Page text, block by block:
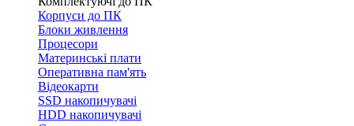
Корпуси до ПК
Блоки живлення
Процесори
Материнські плати
Оперативна пам'ять
Відеокарти
SSD накопичувачі
HDD накопичувачі